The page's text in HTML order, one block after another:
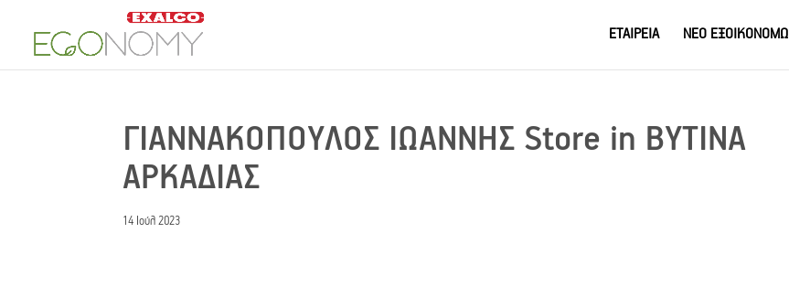
ΕΤΑΙΡΕΙΑ ΝΕΟ ΕΞΟΙΚΟΝΟΜΩ
ΓΙΑΝΝΑΚΟΠΟΥΛΟΣ ΙΩΑΝΝΗΣ Store in ΒΥΤΙΝΑ
ΑΡΚΑΔΙΑΣ
14 Ιούλ 2023